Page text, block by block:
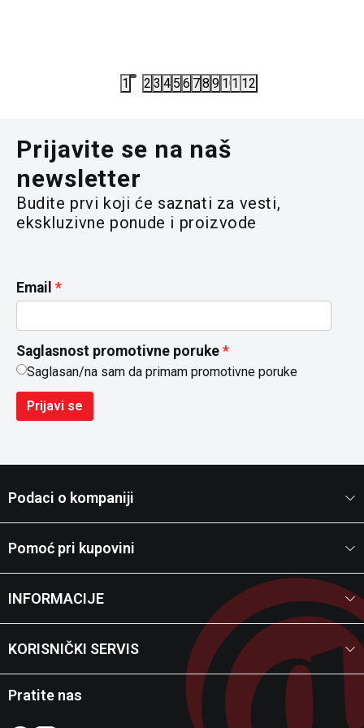
1 2 3 4 5 6 78 9 101112
Prijavite se na naš
newsletter
Budite prvi koji će saznati za vesti,
ekskluzivne ponude i proizvode
Email
Saglasnost promotivne poruke
Saglasan/na sam da primam promotivne poruke
Prijavi se
Podaci o kompaniji
Pomoć pri kupovini
INFORMACIJE
KORISNIČKI SERVIS
Pratite nas